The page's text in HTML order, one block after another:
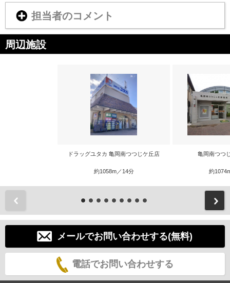
担当者のコメント
周辺施設
ドラッグユタカ 亀岡南つつじケ丘店
約1058m／14分
亀岡南つつ
約
メールでお問い合わせする(無料)
電話でお問い合わせする